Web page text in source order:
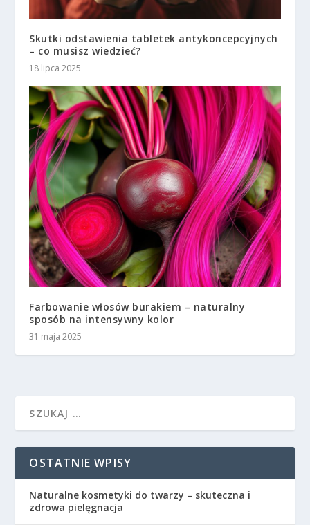
Skutki odstawienia tabletek antykoncepcyjnych
– co musisz wiedzieć?
18 lipca 2025
Farbowanie włosów burakiem – naturalny
sposób na intensywny kolor
31 maja 2025
OSTATNIE WPISY
Naturalne kosmetyki do twarzy – skuteczna i
zdrowa pielęgnacja